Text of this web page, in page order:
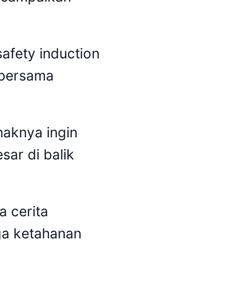
induction
ingin
di balik
cerita
ketahanan